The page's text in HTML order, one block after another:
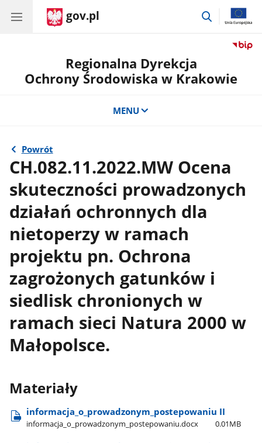
gov.pl
przejdź
Regionalna Dyrekcja
Ochrony Środowiska w Krakowie
MENU
Powrót
CH.082.11.2022.MW Ocena
skuteczności prowadzonych
działań ochronnych dla
nietoperzy w ramach
projektu pn. Ochrona
zagrożonych gatunków i
siedlisk chronionych w
ramach sieci Natura 2000 w
Małopolsce.
Materiały
informacja​_o​_prowadzonym​_postepowaniu II
informacja​_o​_prowadzonym​_postepowaniu.docx 0.01MB